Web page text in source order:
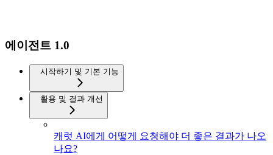
에이전트 1.0
시작하기 및 기본 기능
활용 및 결과 개선
캐럿 AI에게 어떻게 요청해야 더 좋은 결과가 나오
나요?